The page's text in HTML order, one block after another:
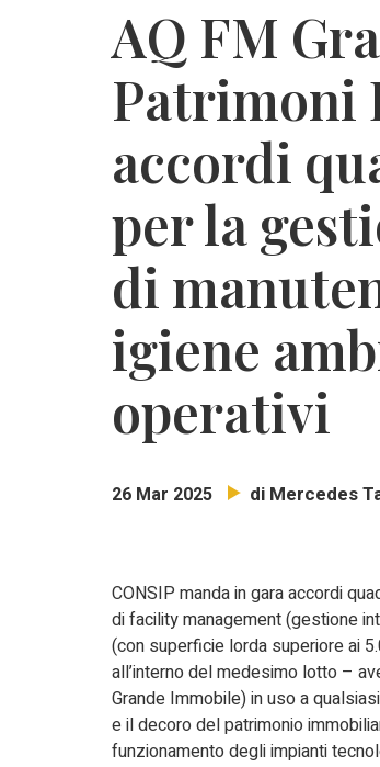
AQ FM
Patrimoni
accordi
per la
di
igiene
operativi
26 Mar 2025 di Mercedes
CONSIP manda in gara accordi
di facility management (gestione
(con superficie lorda superiore ai
all’interno del medesimo lotto –
Grande Immobile) in uso a
e il decoro del patrimonio
funzionamento degli impianti